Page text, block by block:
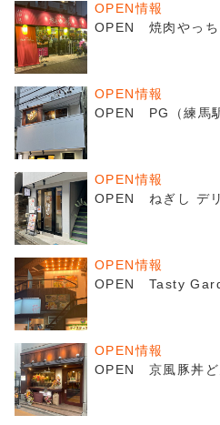
OPEN情報
OPEN 焼肉やっち
OPEN情報
OPEN PG（練馬
OPEN情報
OPEN ねぎし デリ
OPEN情報
OPEN Tasty
OPEN情報
OPEN 京風豚丼ど